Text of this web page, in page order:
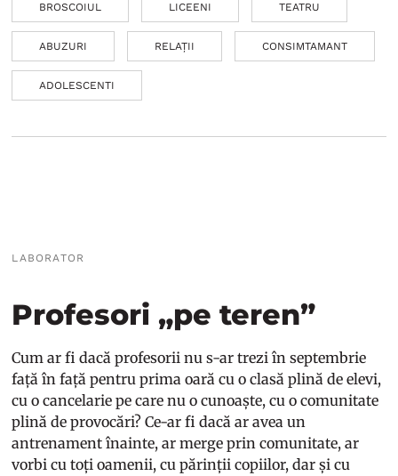
BROSCOIUL LICEENI TEATRU
ABUZURI RELAȚII CONSIMTAMANT
ADOLESCENTI
LABORATOR
Profesori „pe teren”
Cum ar fi dacă profesorii nu s-ar trezi în septembrie
față în față pentru prima oară cu o clasă plină de elevi,
cu o cancelarie pe care nu o cunoaște, cu o comunitate
plină de provocări? Ce-ar fi dacă ar avea un
antrenament înainte, ar merge prin comunitate, ar
vorbi cu toți oamenii, cu părinții copiilor, dar și cu